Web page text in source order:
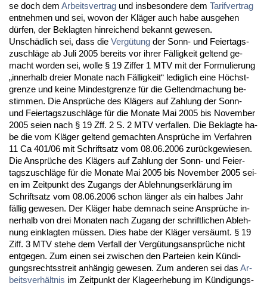
se doch dem Ar­beits­ver­trag und ins­be­son­de­re dem Ta­rif­ver­trag
ent­neh­men und sei, wo­von der Kläger auch ha­be aus­ge­hen
dürfen, der Be­klag­ten hin­rei­chend be­kannt ge­we­sen.
Unschädlich sei, dass die Vergütung der Sonn- und Fei­er­tags­
zu­schläge ab Ju­li 2005 be­reits vor ih­rer Fällig­keit gel­tend ge­
macht wor­den sei, wol­le § 19 Zif­fer 1 MTV mit der For­mu­lie­rung
„in­ner­halb drei­er Mo­na­te nach Fällig­keit“ le­dig­lich ei­ne Höchst­
gren­ze und kei­ne Min­dest­gren­ze für die Gel­tend­ma­chung be­
stim­men. Die Ansprüche des Klägers auf Zah­lung der Sonn-
und Fei­er­tags­zu­schläge für die Mo­na­te Mai 2005 bis No­vem­ber
2005 sei­en nach § 19 Zff. 2 S. 2 MTV ver­fal­len. Die Be­klag­te ha­
be die vom Kläger gel­tend ge­mach­ten Ansprüche im Ver­fah­ren
11 Ca 401/06 mit Schrift­satz vom 08.06.2006 zurück­ge­wie­sen.
Die Ansprüche des Klägers auf Zah­lung der Sonn- und Fei­er­
tags­zu­schläge für die Mo­na­te Mai 2005 bis No­vem­ber 2005 sei­
en im Zeit­punkt des Zu­gangs der Ab­leh­nungs­erklärung im
Schrift­satz vom 08.06.2006 schon länger als ein hal­bes Jahr
fällig ge­we­sen. Der Kläger ha­be dem­nach sei­ne Ansprüche in­
ner­halb von drei Mo­na­ten nach Zu­gang der schrift­li­chen Ab­leh­
nung ein­klag­ten müssen. Dies ha­be der Kläger versäumt. § 19
Ziff. 3 MTV ste­he dem Ver­fall der Vergütungs­ansprüche nicht
ent­ge­gen. Zum ei­nen sei zwi­schen den Par­tei­en kein Kündi­
gungs­rechts­streit anhängig ge­we­sen. Zum an­de­ren sei das Ar­
beits­verhält­nis im Zeit­punkt der Kla­ge­er­he­bung im Kündi­gungs­